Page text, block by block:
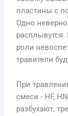
пластины с
Одно
роли
травители
При
смеси - HF,
разбухают,